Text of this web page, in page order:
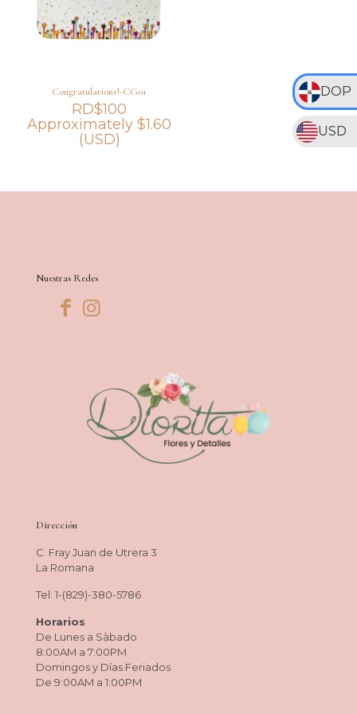
DOP
USD
Congratulations!-CG01
RD$100
Approximately$1.60
(USD)
Nuestras Redes
Dirección
C. Fray Juan de Utrera 3
La Romana
Tel: 1-(829)-380-5786
Horarios
De Lunes a Sàbado
8:00AM a 7:00PM
Domingos y Días Feriados
De 9:00AM a 1:00PM